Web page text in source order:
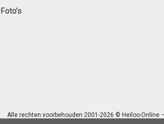
Foto's
Alle rechten voorbehouden 2001-2026 © Heiloo-Online